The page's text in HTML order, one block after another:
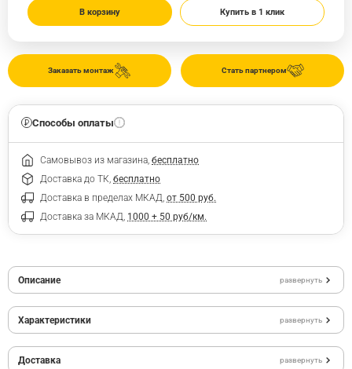
Стать партнером
Заказать монтаж
В корзину Купить в 1 клик
Способы оплаты
Самовывоз из магазина, бесплатно
Доставка до ТК, бесплатно
Доставка в пределах МКАД, от 500 руб.
Доставка за МКАД, 1000 + 50 руб/км.
Описание развернуть
Характеристики развернуть
Доставка развернуть